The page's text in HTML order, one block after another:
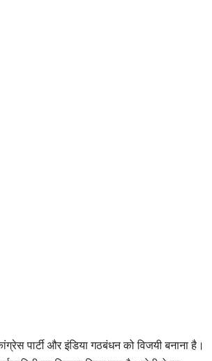
पार्टी और इंडिया गठबंधन को विजयी बनाना है।